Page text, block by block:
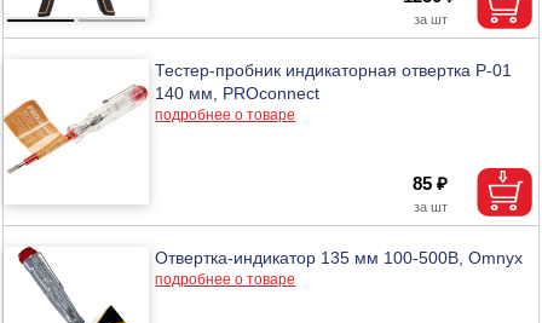
Тестер-пробник индикаторная отвертка P-01
140 мм, PROconnect
подробнее о товаре
85 ₽
Отвертка-индикатор 135 мм 100-500В, Omnyx
подробнее о товаре